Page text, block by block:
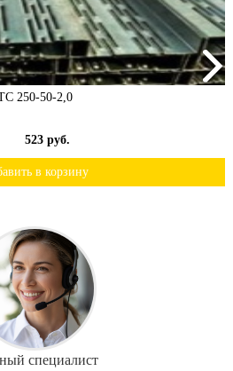
250-50-2,0
523 руб.
в корзину
специалист